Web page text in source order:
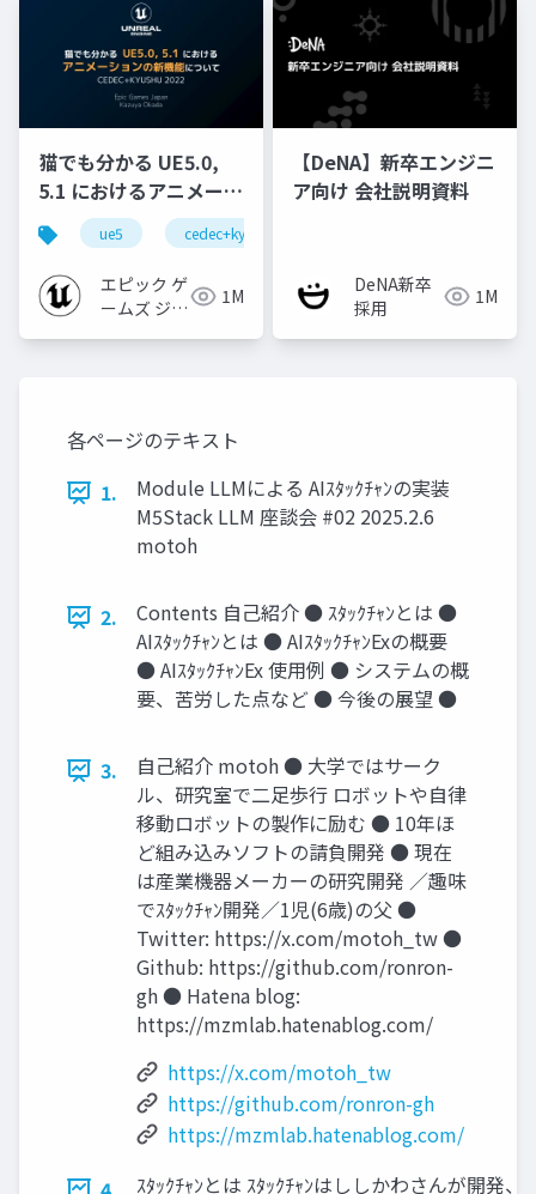
猫でも分かる UE5.0,
5.1 におけるアニメーシ
ョンの新機能について
【CEDEC+KYUSHU
2022】
ue5 cedec+kyushu
エピック ゲ
ームズ ジャ
1M
【DeNA】新卒エンジニ
ア向け 会社説明資料
DeNA新卒
採用
1M
各ページのテキスト
1.
Module LLMによる AIｽﾀｯｸﾁｬﾝの実装
M5Stack LLM 座談会 #02 2025.2.6
motoh
2.
Contents 自己紹介 ● ｽﾀｯｸﾁｬﾝとは ●
AIｽﾀｯｸﾁｬﾝとは ● AIｽﾀｯｸﾁｬﾝExの概要
● AIｽﾀｯｸﾁｬﾝEx 使用例 ● システムの概
要、苦労した点など ● 今後の展望 ●
3.
自己紹介 motoh ● 大学ではサーク
ル、研究室で二足歩行 ロボットや自律
移動ロボットの製作に励む ● 10年ほ
ど組み込みソフトの請負開発 ● 現在
は産業機器メーカーの研究開発 ／趣味
でｽﾀｯｸﾁｬﾝ開発／1児(6歳)の父 ●
Twitter: https://x.com/motoh_tw ●
Github: https://github.com/ronron-
gh ● Hatena blog:
https://mzmlab.hatenablog.com/
https://x.com/motoh_tw
https://github.com/ronron-gh
https://mzmlab.hatenablog.com/
ｽﾀｯｸﾁｬﾝとは ｽﾀｯｸﾁｬﾝはししかわさんが開発、